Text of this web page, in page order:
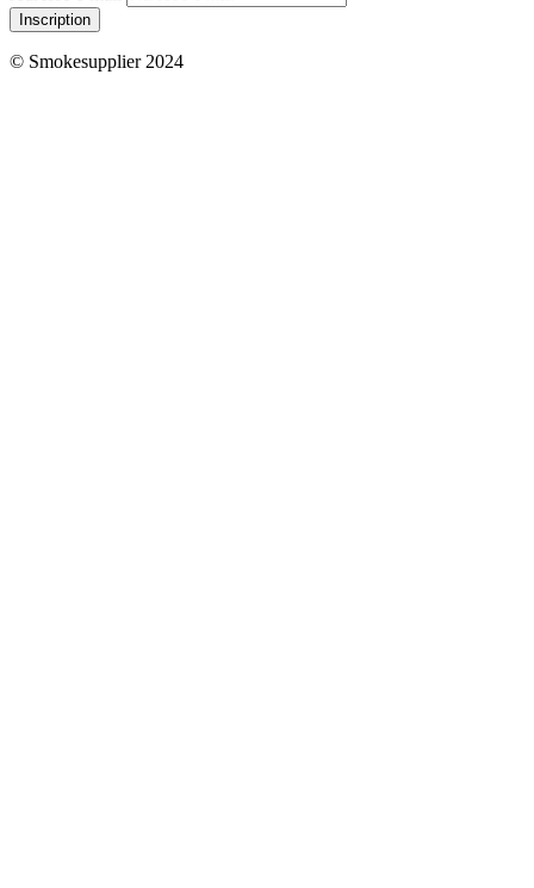
Inscription
© Smokesupplier 2024